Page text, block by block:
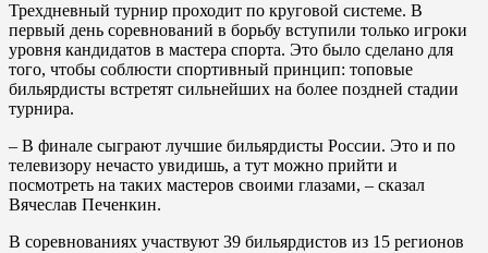
Трехдневный турнир проходит по круговой системе. В
первый день соревнований в борьбу вступили только игроки
уровня кандидатов в мастера спорта. Это было сделано для
того, чтобы соблюсти спортивный принцип: топовые
бильярдисты встретят сильнейших на более поздней стадии
турнира.
– В финале сыграют лучшие бильярдисты России. Это и по
телевизору нечасто увидишь, а тут можно прийти и
посмотреть на таких мастеров своими глазами, – сказал
Вячеслав Печенкин.
В соревнованиях участвуют 39 бильярдистов из 15 регионов